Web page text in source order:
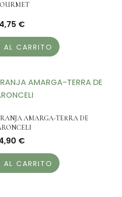
4,75 €
AL CARRITO
AMARGA-TERRA DE
€
AL CARRITO